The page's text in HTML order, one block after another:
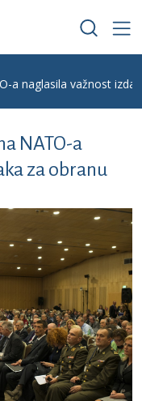
a naglasila važnost
NATO-a
za obranu